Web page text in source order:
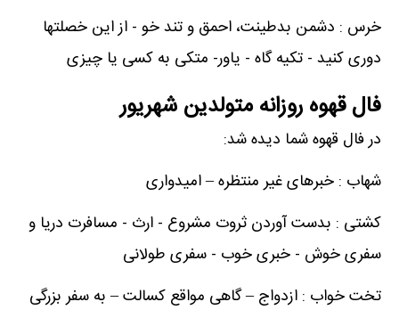
خرس : دشمن بدطینت، احمق و تند خو - از این خصلتها
دوری کنید - تکیه گاه - یاور- متکی به کسی یا چیزی
فال قهوه روزانه متولدین شهریور
در فال قهوه شما دیده شد:
شهاب : خبرهای غیر منتظره – امیدواری
کشتی : بدست آوردن ثروت مشروع - ارث - مسافرت دریا و
سفری خوش - خبری خوب - سفری طولانی
تخت خواب : ازدواج – گاهی مواقع کسالت – به سفر بزرگی